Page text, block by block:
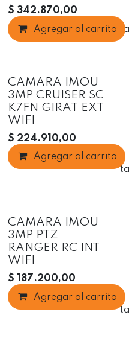
Agregar a la
$ 342.870,00
Agregar al carrito
Agregar a la
Oferta
CAMARA IMOU
3MP CRUISER SC
K7FN GIRAT EXT
WIFI
$ 224.910,00
Agregar al carrito
Agregar a la
CAMARA IMOU
3MP PTZ
RANGER RC INT
WIFI
$ 187.200,00
Agregar al carrito